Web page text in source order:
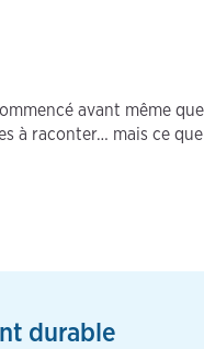
avant même
à raconter… mais ce
durable